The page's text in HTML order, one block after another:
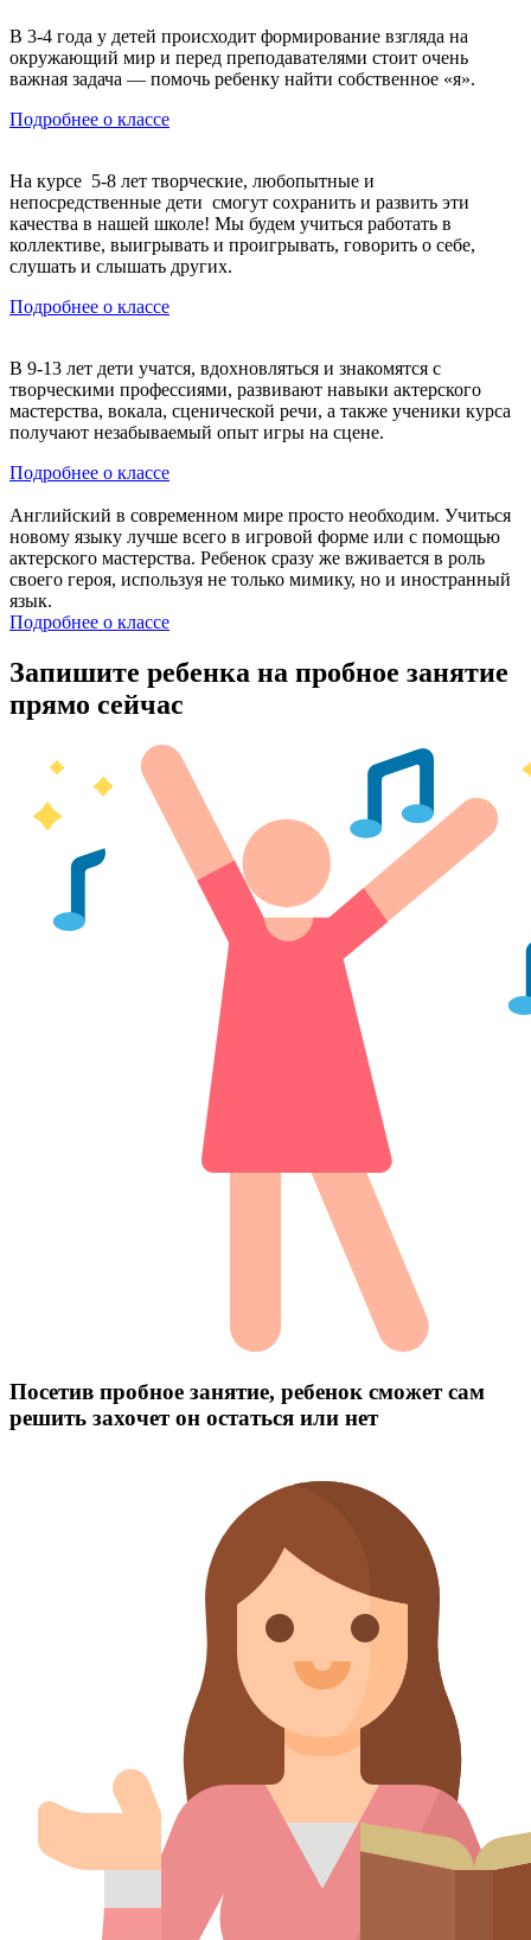
В 3-4 года у детей происходит формирование взгляда на
окружающий мир и перед преподавателями стоит очень
важная задача — помочь ребенку найти собственное «я».
Подробнее о классе
На курсе 5-8 лет творческие, любопытные и
непосредственные дети смогут сохранить и развить эти
качества в нашей школе! Мы будем учиться работать в
коллективе, выигрывать и проигрывать, говорить о себе,
слушать и слышать других.
Подробнее о классе
В 9-13 лет дети учатся, вдохновляться и знакомятся с
творческими профессиями, развивают навыки актерского
мастерства, вокала, сценической речи, а также ученики курса
получают незабываемый опыт игры на сцене.
Подробнее о классе
Английский в современном мире просто необходим. Учиться
новому языку лучше всего в игровой форме или с помощью
актерского мастерства. Ребенок сразу же вживается в роль
своего героя, используя не только мимику, но и иностранный
язык.
Подробнее о классе
Запишите ребенка на пробное занятие
прямо сейчас
Посетив пробное занятие, ребенок сможет сам
решить захочет он остаться или нет